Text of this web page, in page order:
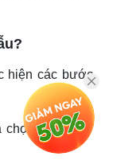
hiện các bước
chọn mẫu định